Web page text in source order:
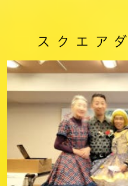
スクエア